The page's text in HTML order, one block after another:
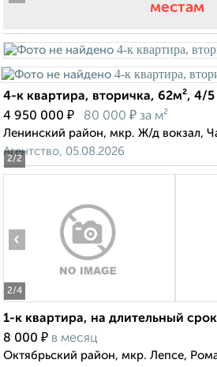
местам
2/2
4-к квартира, вторичка, 62м², 4/
4 950 000 ₽ 80 000 ₽ за м²
Ленинский район, мкр. Ж/д вокзал,
Агентство, 05.08.2026
2/4
‹
1-к квартира, на длительный
8 000 ₽ в месяц
Октябрьский район, мкр. Лепсе,